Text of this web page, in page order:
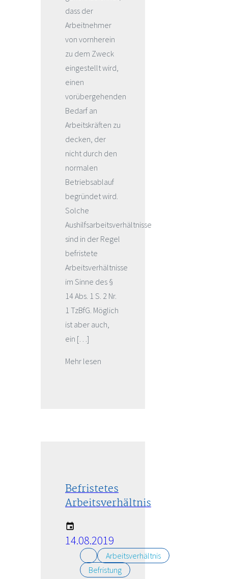
dass der
Arbeitnehmer
von vornherein
zu dem Zweck
eingestellt wird,
einen
vorübergehenden
Bedarf an
Arbeitskräften zu
decken, der
nicht durch den
normalen
Betriebsablauf
begründet wird.
Solche
Aushilfsarbeitsverhältnisse
sind in der Regel
befristete
Arbeitsverhältnisse
im Sinne des §
14 Abs. 1 S. 2 Nr.
1 TzBfG. Möglich
ist aber auch,
ein […]
Mehr lesen
Befristetes
Arbeitsverhältnis
14.08.2019
Arbeitsverhältnis
Befristung